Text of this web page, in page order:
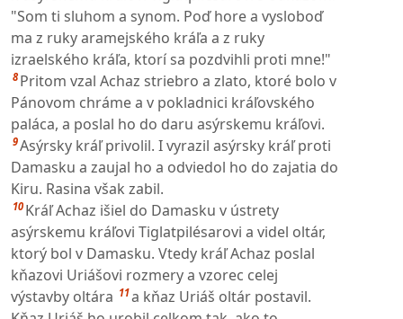
"Som ti sluhom a synom. Poď hore a vysloboď
ma z ruky aramejského kráľa a z ruky
izraelského kráľa, ktorí sa pozdvihli proti mne!"
8 Pritom vzal Achaz striebro a zlato, ktoré bolo v
Pánovom chráme a v pokladnici kráľovského
paláca, a poslal ho do daru asýrskemu kráľovi.
9Asýrsky kráľ privolil. I vyrazil asýrsky kráľ proti
Damasku a zaujal ho a odviedol ho do zajatia do
Kiru. Rasina však zabil.
10 Kráľ Achaz išiel do Damasku v ústrety
asýrskemu kráľovi Tiglatpilésarovi a videl oltár,
ktorý bol v Damasku. Vtedy kráľ Achaz poslal
kňazovi Uriášovi rozmery a vzorec celej
výstavby oltára 11a kňaz Uriáš oltár postavil.